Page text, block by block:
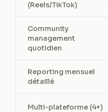
(Reels/TikTok)
Community
management
quotidien
Reporting mensuel
détaillé
Multi-plateforme (4+)